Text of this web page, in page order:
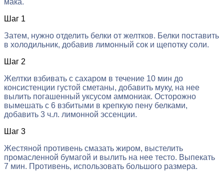
мака.
Шаг 1
Затем, нужно отделить белки от желтков. Белки поставить
в холодильник, добавив лимонный сок и щепотку соли.
Шаг 2
Желтки взбивать с сахаром в течение 10 мин до
консистенции густой сметаны, добавить муку, на нее
вылить погашенный уксусом аммониак. Осторожно
вымешать с 6 взбитыми в крепкую пену белками,
добавить 3 ч.л. лимонной эссенции.
Шаг 3
Жестяной противень смазать жиром, выстелить
промасленной бумагой и вылить на нее тесто. Выпекать
7 мин. Противень, использовать большого размера.